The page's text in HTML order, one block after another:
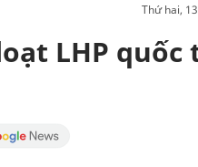
thứ hai,
LHP quốc